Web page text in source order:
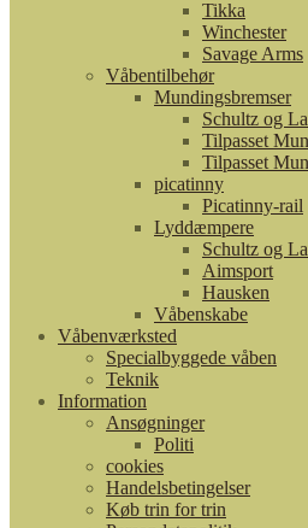
Tikka
Winchester
Savage Arms
Våbentilbehør
Mundingsbremser
Schultz og
Tilpasset
Tilpasset
picatinny
Picatinny-rail
Lyddæmpere
Schultz og
Aimsport
Hausken
Våbenskabe
Våbenværksted
Specialbyggede våben
Teknik
Information
Ansøgninger
Politi
cookies
Handelsbetingelser
Køb trin for trin